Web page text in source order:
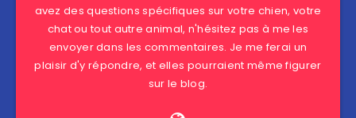
avez des questions spécifiques sur votre chien, votre
chat ou tout autre animal, n'hésitez pas à me les
envoyer dans les commentaires. Je me ferai un
plaisir d'y répondre, et elles pourraient même figurer
sur le blog.